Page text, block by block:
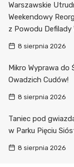
Warszawskie
Weekendowy
z Powodu Defilady
8 sierpnia 2026
Mikro Wyprawa do
Owadzich Cudów!
8 sierpnia 2026
Taniec pod
w Parku Pięciu
8 sierpnia 2026